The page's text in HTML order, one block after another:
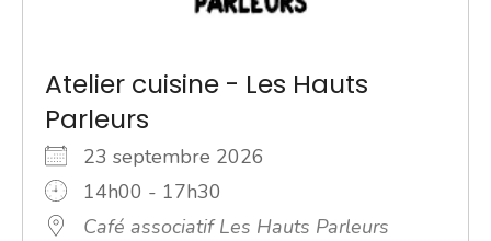
Atelier cuisine - Les Hauts
Parleurs
23 septembre 2026
14h00 - 17h30
Café associatif Les Hauts Parleurs